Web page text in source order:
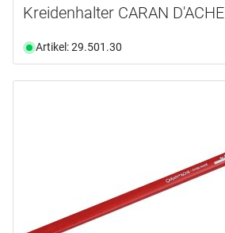
Kreidenhalter CARAN D'ACHE
Artikel: 29.501.30